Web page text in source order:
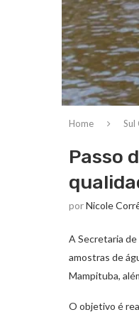
Home Sul
Passo
porNicole
A Secretaria
amostras de
Mampituba,
O objetivo é